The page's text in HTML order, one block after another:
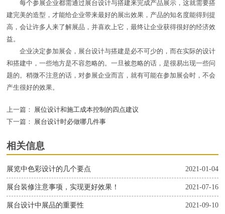
每个参展企业都需通过展台设计与搭建来完成产品展示，这就需要搭
建完美的造型，才能给企业带来最好的展出效果，产品的知名度能得到提
高，会让许多人来了解展品，并喜欢上它，最终让企业获得很好的经济效
益。
企业决定参加展会，展台设计与搭建是必不可少的，而在实际的设计
和搭建中，一些地方是不容忽略的。一旦被忽略的话，是很易出现一些问
题的。稍微不注意的话，对参展企业而言，就有可能在参加展会时，不会
产生很好的效果。
上一篇：
展位设计和施工成本控制的四点建议
下一篇：
展台设计时必做哪几件事
相关信息
2021-01-04
展览中色彩设计的几个要点
2021-07-16
展台装修注意事项，实现更好效果！
2021-09-10
展台设计中展品的重要性